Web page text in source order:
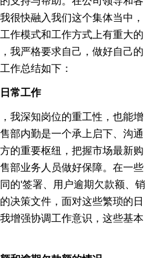
很快融入我们这个集体当中，
作模式和工作方式上有重大的
我严格要求自己，做好自己的
作总结如下：
常工作
深知岗位的重工性，也能增
部内勤是一个承上启下、沟通
的重要枢纽，把握市场最新购
部业务人员做好保障。在一些
的'签署、用户逾期欠款额、销
决策文件，面对这些繁琐的日
增强协调工作意识，这些基本